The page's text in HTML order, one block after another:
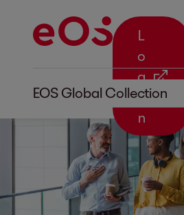
L
o
g
i
n
EOS Global Collection